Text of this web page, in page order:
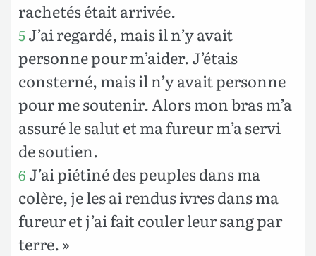
rachetés était arrivée.
5J’ai regardé, mais il n’y avait
personne pour m’aider. J’étais
consterné, mais il n’y avait personne
pour me soutenir. Alors mon bras m’a
assuré le salut et ma fureur m’a servi
de soutien.
6 J’ai piétiné des peuples dans ma
colère, je les ai rendus ivres dans ma
fureur et j’ai fait couler leur sang par
terre. »